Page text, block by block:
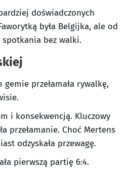
doświadczonych
była Belgijka, ale od
spotkania bez walki.
przełamała rywalkę,
i konsekwencją. Kluczowy
przełamanie. Choć Mertens
odzyskała przewagę.
pierwszą partię 6:4.